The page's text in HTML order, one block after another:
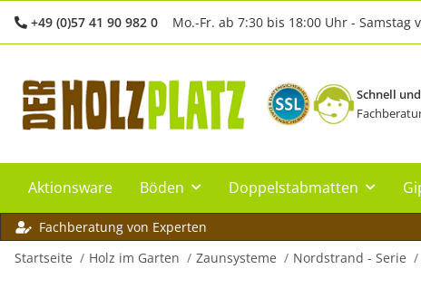
+49 (0)57 41 90 982 0 Mo.-Fr. ab 7:30 bis 18:00 Uhr - Samstag
Schnell
Aktionsware Böden Doppelstabmatten
Fachberatung von Experten
Startseite
Holz im Garten Zaunsysteme Nordstrand - Serie